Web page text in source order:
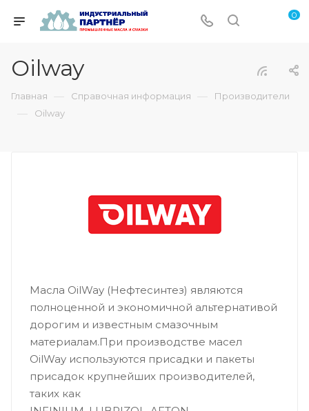
0
Oilway
Главная — Справочная информация — Производители
— Oilway
Масла OilWay (Нефтесинтез) являются
полноценной и экономичной альтернативой
дорогим и известным смазочным
материалам.При производстве масел
OilWay используются присадки и пакеты
присадок крупнейших производителей,
таких как